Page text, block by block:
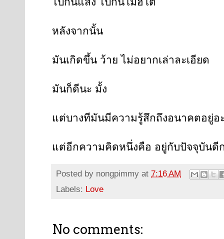
หลังจากนั้น
มันเกิดขึ้น ว้าย ไม่อยากเล่าละเอียด
มันก็ดีนะ มั้ง
แต่บางทีมันมีความรู้สึกถึงอนาคตอยู่อ
แต่อีกความคิดหนึ่งคือ อยู่กับปัจจุบันดี
Posted by nongpimmy at 7:16 AM
Labels: Love
No comments: